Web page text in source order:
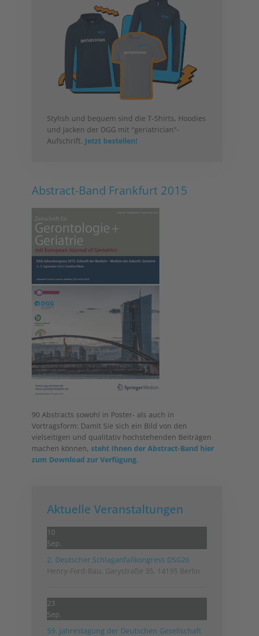
Stylish und bequem sind die T-Shirts, Hoodies
und Jacken der DGG mit "geriatrician"-
Aufschrift. Jetzt bestellen!
Abstract-Band Frankfurt 2015
90 Abstracts sowohl in Poster- als auch in
Vortragsform: Damit Sie sich ein Bild von den
vielseitigen und qualitativ hochstehenden Beiträgen
machen können, steht Ihnen der Abstract-Band hier
zum Download zur Verfügung.
Aktuelle Veranstaltungen
10
Sep.
2. Deutscher Schlag­anfall­kongress DSG26
Henry-Ford-Bau, Garystraße 35, 14195 Berlin
23
Sep.
59. Jahrestagung der Deutschen Gesellschaft